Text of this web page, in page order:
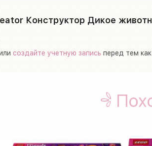
Конструктор Дикое
создайте учетную запись перед тем